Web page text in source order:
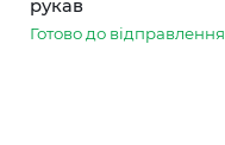
рукав
Готово до відправлення